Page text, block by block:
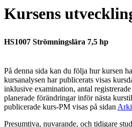
Kursens
HS1007 Strömningslära 7,5 hp
På denna sida kan du följa hur kursen
kursanalysen har publicerats visas
inklusive examination, antal
planerade förändringar inför nästa
publicerade kurs-PM visas på sidan
Presumtiva, nuvarande, och tidigare